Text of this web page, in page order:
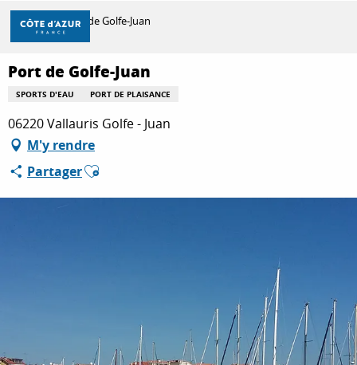
Aller
contenu
principal
DÉCOUVRIR
À FAIRE
SÉJOURNER
Accueil Port de Golfe-Juan
Port de Golfe-Juan
SPORTS D'EAU PORT DE PLAISANCE
06220 Vallauris Golfe - Juan
M'y rendre
PartagerAjouter aux favoris